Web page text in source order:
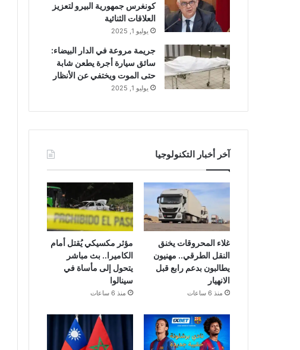
كونغرس جمهورية البيرو لتعزيز
العلاقات الثنائية
يوليو 1, 2025
جريمة مروعة في الدار البيضاء:
سائق سيارة أجرة يطعن شابة
حتى الموت ويختفي عن الأنظار
يوليو 1, 2025
آخر أخبار التكنولوجيا
غلاء المحروقات يخنق
النقل الطرقي.. مهنيون
يطالبون بدعم رابع قبل
الانهيار
منذ 6 ساعات
مؤثر مكسيكي يُقتل أمام
الكاميرا.. بث مباشر
يتحول إلى مأساة في
سينالوا
منذ 6 ساعات